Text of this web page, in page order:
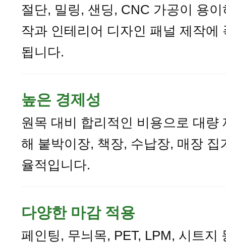
절단, 밀링, 샌딩, CNC 가공이 용
작과 인테리어 디자인 패널 제작에
됩니다.
높은 경제성
원목 대비 합리적인 비용으로 대량
해 붙박이장, 책장, 수납장, 매장 집
율적입니다.
다양한 마감 적용
페인팅, 무늬목, PET, LPM, 시트지